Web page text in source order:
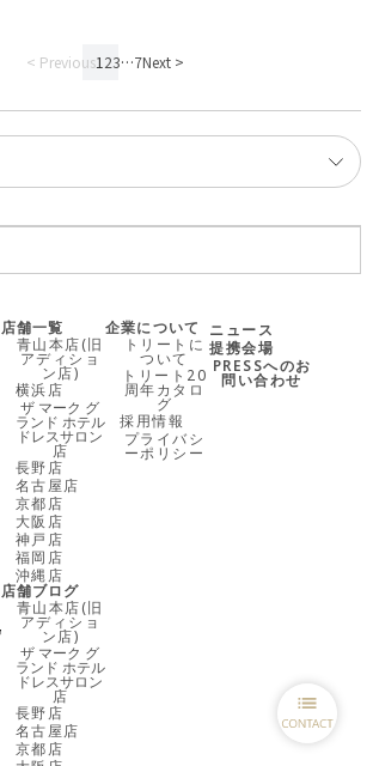
< Previous1 23…7Next >
店舗一覧
青山本店(旧
アディショ
ン店)
横浜店
ザ マーク グ
ランド ホテル
ドレスサロン
店
長野店
名古屋店
京都店
大阪店
神戸店
福岡店
沖縄店
店舗ブログ
青山本店(旧
アディショ
ン店)
ザ マーク グ
ランド ホテル
ドレスサロン
店
長野店
名古屋店
京都店
企業について
トリートに
ついて
トリート20
周年カタロ
グ
採用情報
プライバシ
ーポリシー
ニュース
提携会場
PRESSへのお
問い合わせ